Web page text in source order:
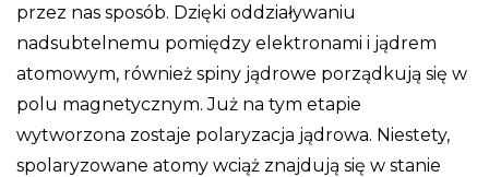
przez nas sposób. Dzięki oddziaływaniu
nadsubtelnemu pomiędzy elektronami i jądrem
atomowym, również spiny jądrowe porządkują się w
polu magnetycznym. Już na tym etapie
wytworzona zostaje polaryzacja jądrowa. Niestety,
spolaryzowane atomy wciąż znajdują się w stanie